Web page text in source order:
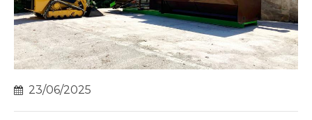
23/06/2025